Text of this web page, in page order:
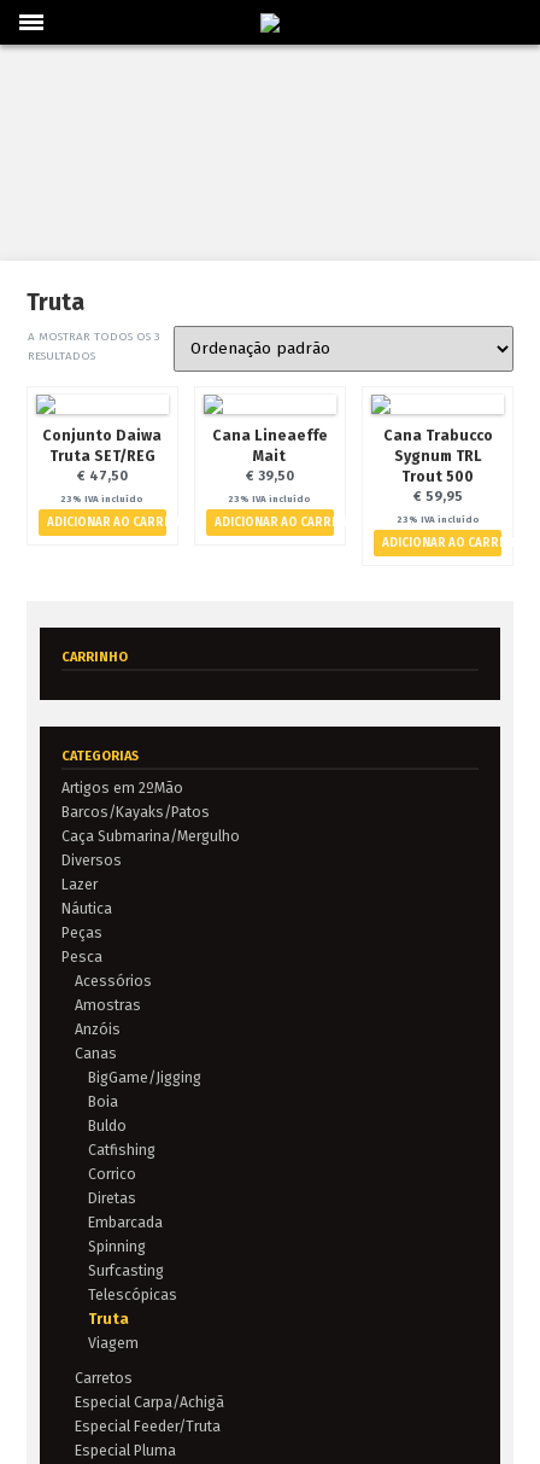
Truta
A MOSTRAR TODOS OS 3
RESULTADOS
Conjunto Daiwa
Truta SET/REG
€47,50
23% IVA incluído
ADICIONAR AO CARRINHO
Cana Lineaeffe
Mait
€39,50
23% IVA incluído
ADICIONAR AO CARRINHO
Cana Trabucco
Sygnum TRL
Trout 500
€59,95
23% IVA incluído
ADICIONAR AO CARRINHO
CARRINHO
CATEGORIAS
Artigos em 2ºMão
Barcos/Kayaks/Patos
Caça Submarina/Mergulho
Diversos
Lazer
Náutica
Peças
Pesca
Acessórios
Amostras
Anzóis
Canas
BigGame/Jigging
Boia
Buldo
Catfishing
Corrico
Diretas
Embarcada
Spinning
Surfcasting
Telescópicas
Truta
Viagem
Carretos
Especial Carpa/Achigã
Especial Feeder/Truta
Especial Pluma
Loja Online
Náutica
Acessórios Náutica
Diversos Náutica
Eletrónica
Motores
Tintas
Peças
Galeria de Imagens
Notícias
Eventos
€ 0,00